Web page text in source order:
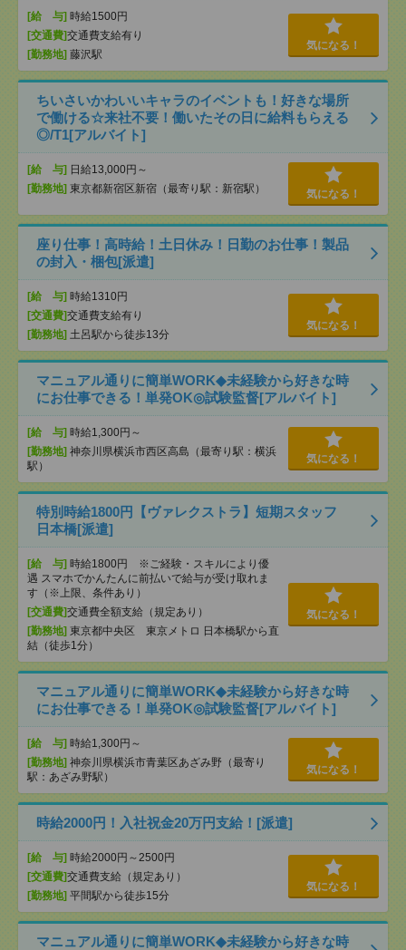
[給 与] 時給1500円
[交通費]交通費支給有り
[勤務地] 藤沢駅
気になる！
ちいさいかわいいキャラのイベントも！好きな場所
で働ける☆来社不要！働いたその日に給料もらえる
◎/T1[アルバイト]
[給 与] 日給13,000円～
[勤務地] 東京都新宿区新宿（最寄り駅：新宿駅） 気になる！
座り仕事！高時給！土日休み！日勤のお仕事！製品
の封入・梱包[派遣]
[給 与] 時給1310円
[交通費]交通費支給有り
[勤務地] 土呂駅から徒歩13分
気になる！
マニュアル通りに簡単WORK◆未経験から好きな時
にお仕事できる！単発OK◎試験監督[アルバイト]
[給 与] 時給1,300円～
[勤務地] 神奈川県横浜市西区高島（最寄り駅：横浜
駅）
気になる！
特別時給1800円【ヴァレクストラ】短期スタッフ
日本橋[派遣]
[給 与] 時給1800円 ※ご経験・スキルにより優
遇 スマホでかんたんに前払いで給与が受け取れま
す（※上限、条件あり）
[交通費]交通費全額支給（規定あり）
[勤務地] 東京都中央区 東京メトロ 日本橋駅から直
結（徒歩1分）
気になる！
マニュアル通りに簡単WORK◆未経験から好きな時
にお仕事できる！単発OK◎試験監督[アルバイト]
[給 与] 時給1,300円～
[勤務地] 神奈川県横浜市青葉区あざみ野（最寄り
駅：あざみ野駅）
気になる！
時給2000円！入社祝金20万円支給！[派遣]
[給 与] 時給2000円～2500円
[交通費]交通費支給（規定あり）
[勤務地] 平間駅から徒歩15分
気になる！
マニュアル通りに簡単WORK◆未経験から好きな時